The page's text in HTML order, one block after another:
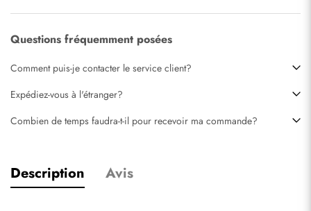
Questions fréquemment posées
Comment puis-je contacter le service client?
Expédiez-vous à l'étranger?
Combien de temps faudra-t-il pour recevoir ma commande?
Description Avis